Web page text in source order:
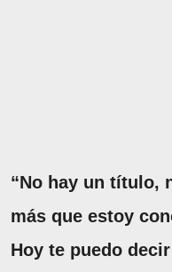
“No hay un título,
más que estoy
Hoy te puedo